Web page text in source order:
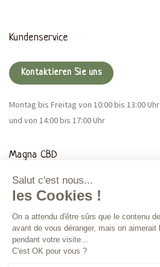
Kundenservice
Kontaktieren Sie uns
Montag bis Freitag von 10:00 bis 13:00 Uhr
und von 14:00 bis 17:00 Uhr
Magna CBD
Mehr Infos
Bestellungen